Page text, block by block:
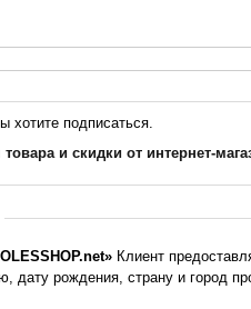
хотите подписаться.
и скидки от интернет-
Клиент
дату рождения, страну и город